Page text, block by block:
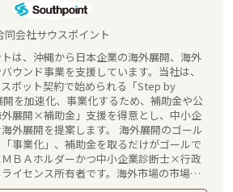
同会社サウスポイント
は、沖縄から日本企業の海外展開、海外
ウンド事業を支援しています。当社は、
ポット契約で始められる「Step by
を加速化、事業化するため、補助金や公
展開×補助金」支援を得意とし、中小企
外展開を提案します。 海外展開のゴール
事業化」、補助金を取るだけがゴールで
ＢＡホルダーかつ中小企業診断士×行政
イセンス所有者です。海外市場の市場調
務、許認可申請、補助金申請、資金調